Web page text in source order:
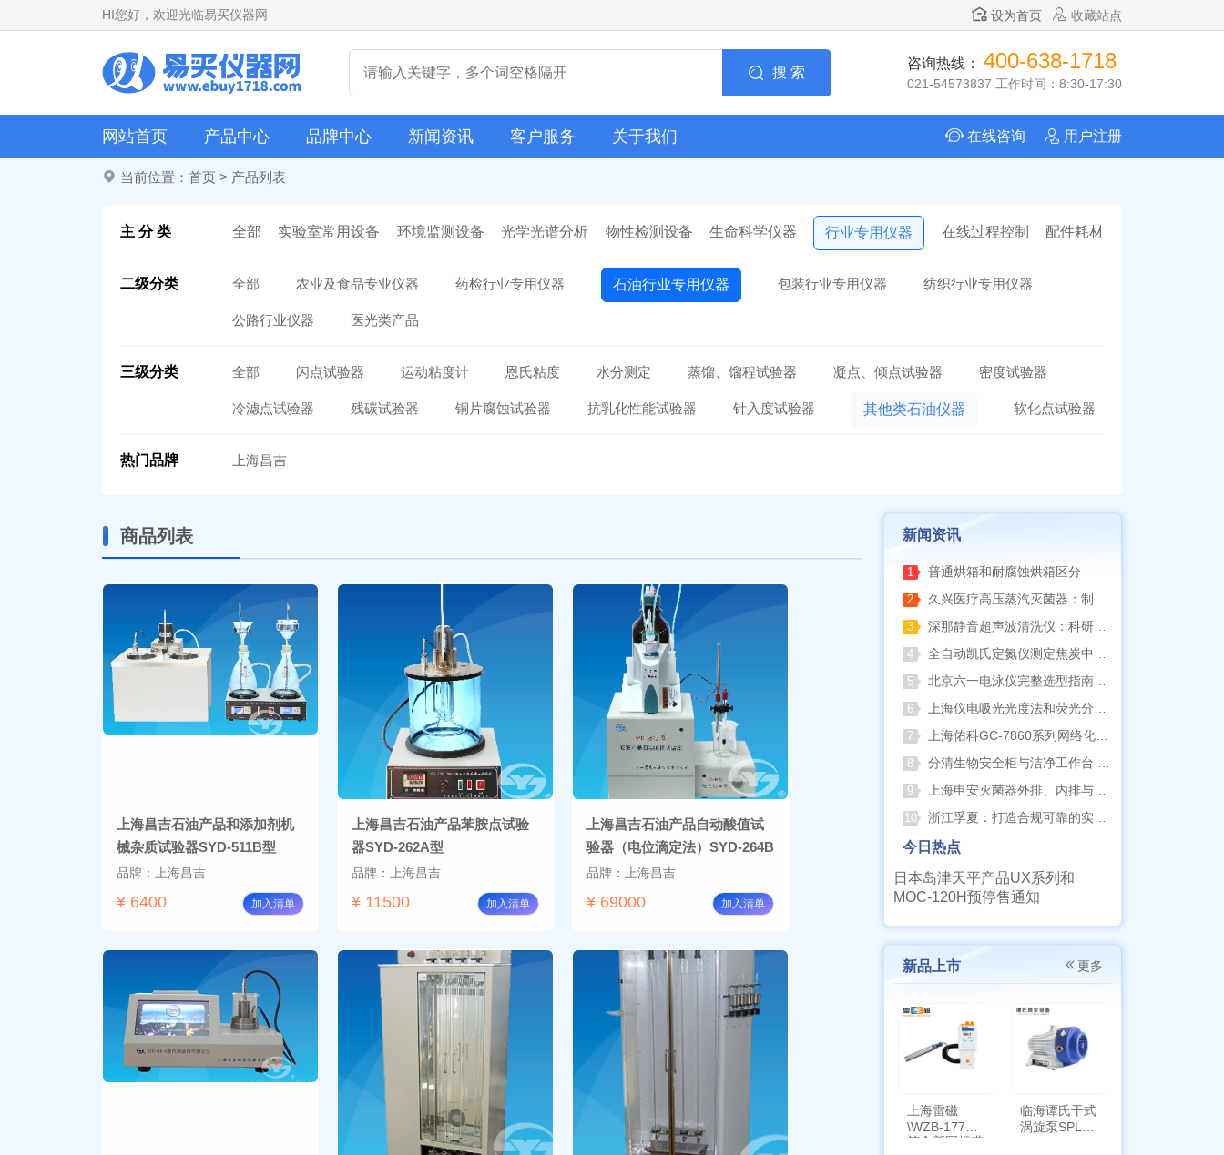
HI您好，欢迎光临易买仪器网 设为首页 收藏站点
搜 索
咨询热线： 400-638-1718
021-54573837 工作时间：8:30-17:30
网站首页 产品中心 品牌中心 新闻资讯 客户服务 关于我们 在线咨询 用户注册
当前位置： 首页 > 产品列表
主 分 类 全部 实验室常用设备 环境监测设备 光学光谱分析 物性检测设备 生命科学仪器 行业专用仪器 在线过程控制 配件耗材
二级分类 全部 农业及食品专业仪器 药检行业专用仪器 石油行业专用仪器 包装行业专用仪器 纺织行业专用仪器
公路行业仪器 医光类产品
三级分类 全部 闪点试验器 运动粘度计 恩氏粘度 水分测定 蒸馏、馏程试验器 凝点、倾点试验器 密度试验器
冷滤点试验器 残碳试验器 铜片腐蚀试验器 抗乳化性能试验器 针入度试验器 其他类石油仪器 软化点试验器
热门品牌 上海昌吉
商品列表
上海昌吉石油产品和添加剂机
械杂质试验器SYD-511B型
品牌：上海昌吉
¥ 6400 加入清单
上海昌吉石油产品苯胺点试验
器SYD-262A型
品牌：上海昌吉
¥ 11500 加入清单
上海昌吉石油产品自动酸值试
验器（电位滴定法）SYD-264B
品牌：上海昌吉
¥ 69000 加入清单
新闻资讯
1 普通烘箱和耐腐蚀烘箱区分
2 久兴医疗高压蒸汽灭菌器：制药科研灭菌的可靠之选
3 深那静音超声波清洗仪：科研洁净新标准，安静高效更安心
4 全自动凯氏定氮仪测定焦炭中氮 上海纤检助力焦化行业精准检测
5 北京六一电泳仪完整选型指南（分电泳槽 + 电源两大模块，按实验场景直接匹配）
6 上海仪电吸光光度法和荧光分析法的异同
7 上海佑科GC-7860系列网络化气相色谱仪
8 分清生物安全柜与洁净工作台 苏州安泰科普两类设备差异
9 上海申安灭菌器外排、内排与干燥功能全解析
10 浙江孚夏：打造合规可靠的实验室洁净装备
今日热点
日本岛津天平产品UX系列和
MOC-120H预停售通知
新品上市 更多
上海雷磁
\WZB-177Y
符合新国标带
临海谭氏干式
涡旋泵SPL-